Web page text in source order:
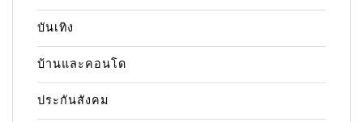
บันเทิง
บ้านและคอนโด
ประกันสังคม